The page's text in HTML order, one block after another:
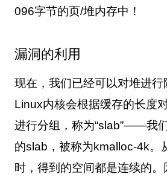
096字节的页/堆内存中！
漏洞的利用
现在，我们已经可以对堆进行
Linux内核会根据缓存的长度
进行分组，称为“slab”——我
的slab ，被称为kmalloc-4k。
时，得到的空间都是连续的